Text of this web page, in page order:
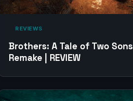
‎ REVIEWS‎
Brothers: A Tale of Two Sons
Remake | REVIEW